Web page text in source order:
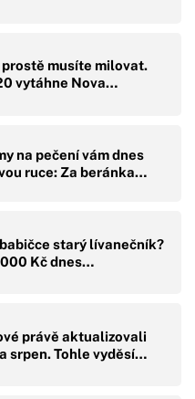
musíte milovat.
vytáhne Nova…
na pečení vám dnes
ruce: Za beránka…
starý lívanečník?
Kč dnes…
právě aktualizovali
srpen. Tohle vyděsí…